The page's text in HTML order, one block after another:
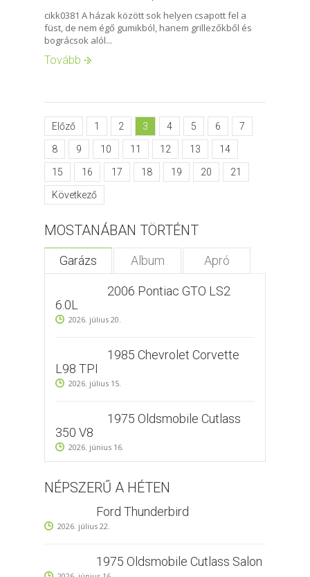
cikk0381 A házak között sok helyen csapott fel a
füst, de nem égő gumikból, hanem grillezőkből és
bográcsok alól...
Tovább
Előző 1 2 3 4 5 6 7
8 9 10 11 12 13 14
15 16 17 18 19 20 21
Következő
MOSTANÁBAN TÖRTÉNT
Garázs Album Apró
2006 Pontiac GTO LS2
6.0L
2026. július 20.
1985 Chevrolet Corvette
L98 TPI
2026. július 15.
1975 Oldsmobile Cutlass
350 V8
2026. június 16.
NÉPSZERŰ A HÉTEN
Ford Thunderbird
2026. július 22.
1975 Oldsmobile Cutlass Salon